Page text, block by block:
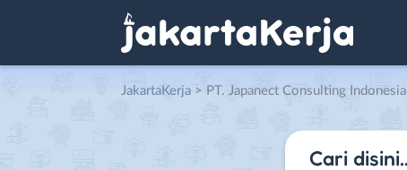
JakartaKerja > PT. Japanect Consulting Indonesia